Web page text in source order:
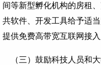
间等新型孵化机构的房租
共软件、开发工具给予适
提供免费高带宽互联网接入
（三）鼓励科技人员和